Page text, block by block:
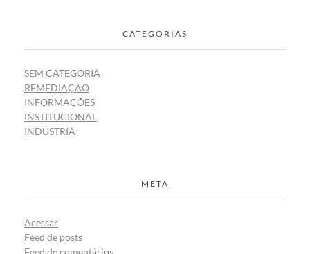
CATEGORIAS
SEM CATEGORIA
REMEDIAÇÃO
INFORMAÇÕES
INSTITUCIONAL
INDÚSTRIA
META
Acessar
Feed de posts
Feed de comentários